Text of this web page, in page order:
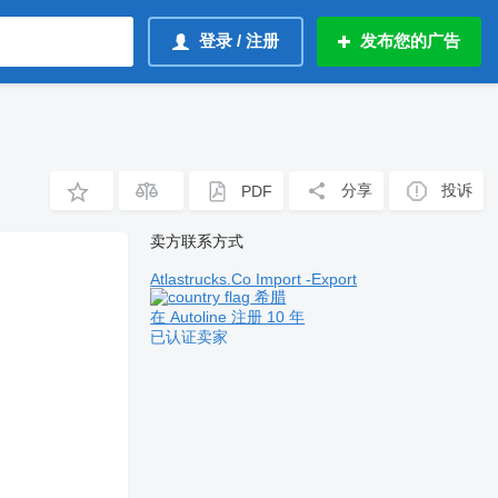
登录 / 注册 发布您的广告
PDF 分享 投诉
卖方联系方式
Atlastrucks.Co Import -Export
希腊
在 Autoline 注册 10 年
已认证卖家